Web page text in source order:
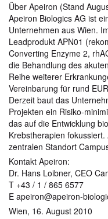
Über Apeiron (Stand
Apeiron Biologics AG ist
Unternehmen aus Wien.
Leadprodukt APN01
Converting Enzyme 2,
die Behandlung des
Reihe weiterer
Vereinbarung für rund
Derzeit baut das
Projekten ein Risiko-
das auf die Entwicklung
Krebstherapien
zentralen Standort
Kontakt Apeiron:
Dr. Hans Loibner, CEO
T +43 / 1 / 865 6577
E apeiron@apeiron-
Wien, 16. August 2010